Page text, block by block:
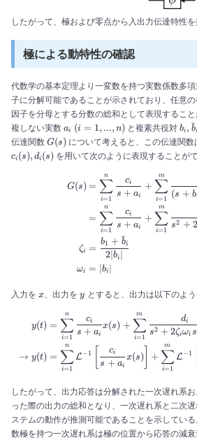
したがって、極および零点から入出力伝達特性を
極による動特性の確認
代数学の基本定理より一変数を持つ実数係数多
子に分解可能であることが示されており、任意
因子を分母とする分数の総和として表現するこ
複しない実数 a_i\
(i=1,...,n)
ai (i = 1, ..., n) と複素共役対b_i,
bi , b
ˉi
伝達関数 G(s)
G(s) について考えると、この伝達関
ci (s), di (s) を用いて次のように表現することがで
G(s)
ζi
ωi
=
i=1
∑
n
s + ai
ci +
i=1
∑
m
(s + b
=
i=1
∑
n
s + ai
ci +
i=1
∑
m
s2 + 2
=
2∣bi ∣
b1 + b
ˉi
= ∣bi ∣
入力を x
x、出力を y
y とすると、出力は以下のよう
y(t)
→ y(t)
=
i=1
∑
n
s + ai
ci x(s) +
i=1
∑
m
s2 + 2ζiωis
di
=
i=1
∑
n
L−1
s + ai
ci x(s) +
i=1
∑
m
L−1
したがって、出力応答は分解された一次遅れ系
った際の出力の総和となり、一次遅れ系と二次
ステムの動作が推測可能であることを示してい
数極を持つ一次遅れ系は極の位置から応答の減